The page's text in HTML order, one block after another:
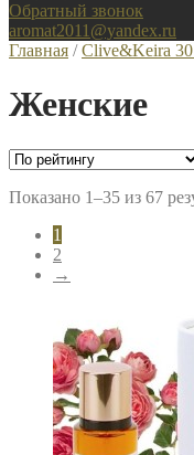
Обратный звонок
aromat2011@yandex.ru
Главная /Clive&Keira
Женские
Показано 1–35 из 67
1
2
→